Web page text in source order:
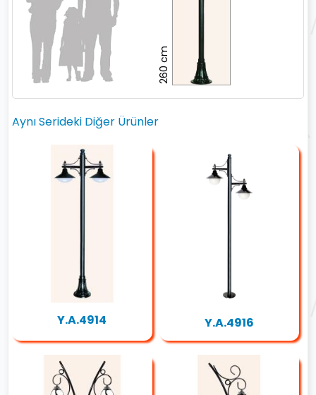
260 cm
Aynı Serideki Diğer Ürünler
Y.A.4914 Y.A.4916